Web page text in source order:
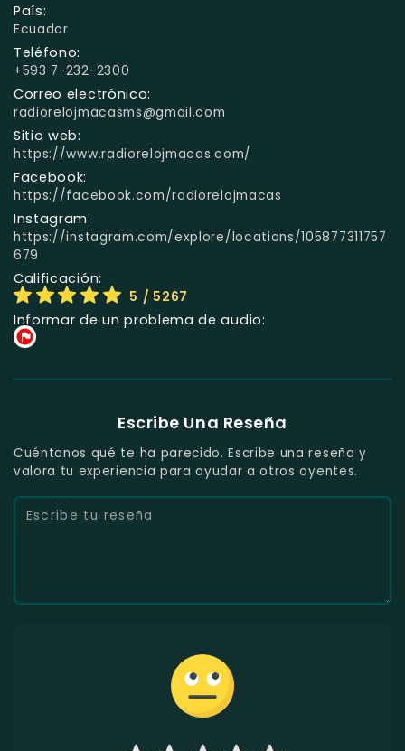
País:
Ecuador
Teléfono:
+593 7-232-2300
Correo electrónico:
radiorelojmacasms@gmail.com
Sitio web:
https://www.radiorelojmacas.com/
Facebook:
https://facebook.com/radiorelojmacas
Instagram:
https://instagram.com/explore/locations/105877311757
679
Calificación:
5 / 5267
Informar de un problema de audio:
Escribe Una Reseña
Cuéntanos qué te ha parecido. Escribe una reseña y
valora tu experiencia para ayudar a otros oyentes.